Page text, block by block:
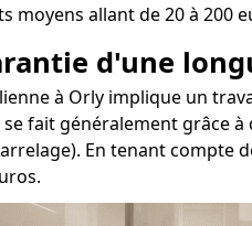
moyens allant de 20 à 200
d'une
à Orly implique un
fait généralement grâce
En tenant